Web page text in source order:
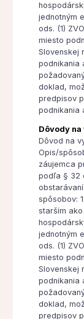
jednotným
ods. (1)
miesto
Slovenskej
podnikania
doklad,
predpisov
podnikania
Dôvody
Dôvod na
Opis/
záujemca
podľa § 32
spôsobov:
starším
jednotným
ods. (1)
miesto
Slovenskej
podnikania
doklad,
predpisov